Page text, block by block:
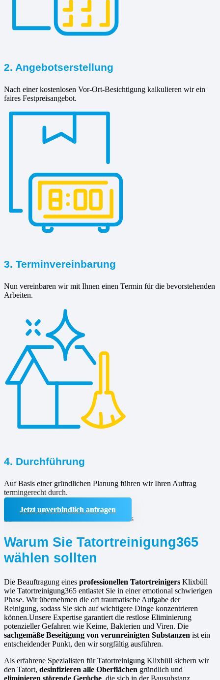
2. Angebotserstellung
Nach einer kostenlosen Vor-Ort-Besichtigung kalkulieren wir ein
faires Festpreisangebot.
3. Terminvereinbarung
Nun vereinbaren wir mit Ihnen einen Termin für die bevorstehenden
Arbeiten.
4. Durchführung
Auf Basis einer gründlichen Planung führen wir Ihren Auftrag
termingerecht durch.
Jetzt unverbindlich anfragen
Warum Sie Tatortreinigung365
wählen sollten
Die Beauftragung eines professionellen Tatortreinigers Klixbüll
wie Tatortreinigung365 entlastet Sie in einer emotional schwierigen
Phase. Wir übernehmen die oft traumatische Aufgabe der
Reinigung, sodass Sie sich auf wichtigere Dinge konzentrieren
können.Unsere Expertise garantiert die restlose Eliminierung
potenzieller Gefahren wie Keime, Bakterien und Viren. Die
sachgemäße Beseitigung von verunreinigten Substanzen ist ein
entscheidender Punkt, den wir sorgfältig ausführen.
Als erfahrene Spezialisten für Tatortreinigung Klixbüll sichern wir
den Tatort, desinfizieren alle Oberflächen gründlich und
eliminieren störende Gerüche , die sich in der Bausubstanz